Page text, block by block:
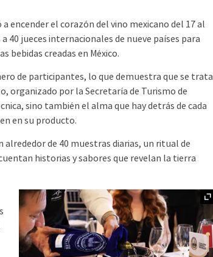
encender el corazón del vino mexicano del 17 al
40 jueces internacionales de nueve países para
bebidas creadas en México.
de participantes, lo que demuestra que se trata
organizado por la Secretaría de Turismo de
sino también el alma que hay detrás de cada
en su producto.
alrededor de 40 muestras diarias, un ritual de
historias y sabores que revelan la tierra